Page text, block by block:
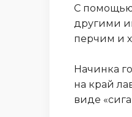
С помощью
другими
перчим и
Начинка
на край
виде